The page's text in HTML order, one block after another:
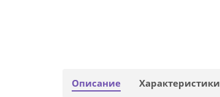
Описание Характеристики